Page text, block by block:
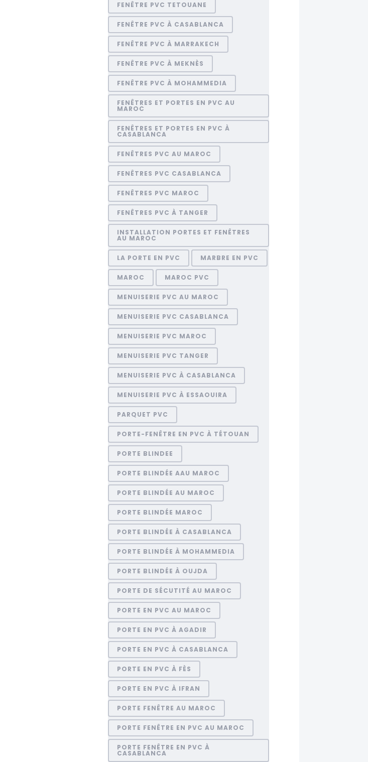
FENÊTRE PVC TETOUANE
FENÊTRE PVC À CASABLANCA
FENÊTRE PVC À MARRAKECH
FENÊTRE PVC À MEKNÈS
FENÊTRE PVC À MOHAMMEDIA
FENÊTRES ET PORTES EN PVC AU
MAROC
FENÊTRES ET PORTES EN PVC À
CASABLANCA
FENÊTRES PVC AU MAROC
FENÊTRES PVC CASABLANCA
FENÊTRES PVC MAROC
FENÊTRES PVC À TANGER
INSTALLATION PORTES ET FENÊTRES
AU MAROC
LA PORTE EN PVC MARBRE EN PVC
MAROC MAROC PVC
MENUISERIE PVC AU MAROC
MENUISERIE PVC CASABLANCA
MENUISERIE PVC MAROC
MENUISERIE PVC TANGER
MENUISERIE PVC À CASABLANCA
MENUISERIE PVC À ESSAOUIRA
PARQUET PVC
PORTE-FENÊTRE EN PVC À TÉTOUAN
PORTE BLINDEE
PORTE BLINDÉE AAU MAROC
PORTE BLINDÉE AU MAROC
PORTE BLINDÉE MAROC
PORTE BLINDÉE À CASABLANCA
PORTE BLINDÉE À MOHAMMEDIA
PORTE BLINDÉE À OUJDA
PORTE DE SÉCUTITÉ AU MAROC
PORTE EN PVC AU MAROC
PORTE EN PVC À AGADIR
PORTE EN PVC À CASABLANCA
PORTE EN PVC À FÈS
PORTE EN PVC À IFRAN
PORTE FENÊTRE AU MAROC
PORTE FENÊTRE EN PVC AU MAROC
PORTE FENÊTRE EN PVC À
CASABLANCA